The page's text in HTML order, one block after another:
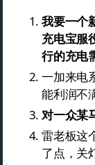
我要一个
充电宝服
行的充电
一加来电
能利润不
对一众某
雷老板这
了点，关